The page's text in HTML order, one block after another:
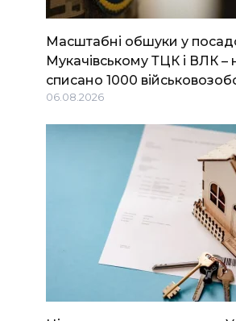
Масштабні обшуки у
Мукачівському ТЦК і ВЛК –
списано 1000
06.08.2026